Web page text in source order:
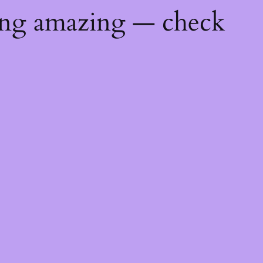
amazing — check